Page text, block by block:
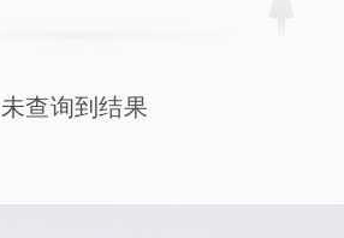
未查询到结果